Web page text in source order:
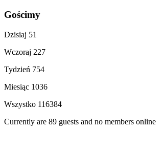
Gościmy
Dzisiaj 51
Wczoraj 227
Tydzień 754
Miesiąc 1036
Wszystko 116384
Currently are 89 guests and no members online